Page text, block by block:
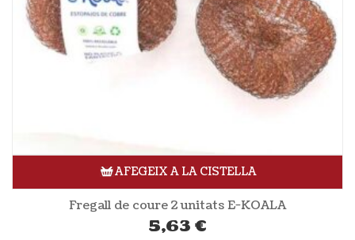
AFEGEIX A LA CISTELLA
Fregall de coure 2 unitats E-KOALA
5,63 €